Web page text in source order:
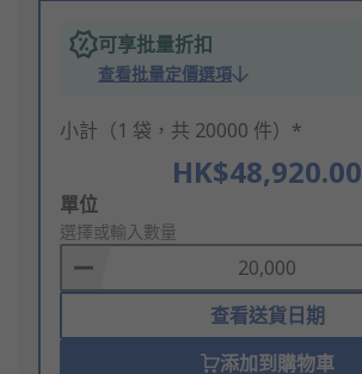
可享批量折扣
查看批量定價選項
小計（1 袋，共 20000 件）*
HK$48,920.00
Add
to
Basket
單位
選擇或輸入數量
查看送貨日期
添加到購物車